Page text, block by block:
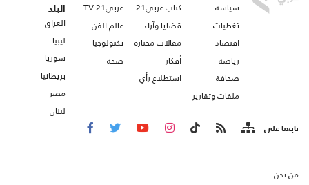
سياسة
تغطيات
اقتصاد
رياضة
صحافة
ملفات وتقارير
كتاب عربي21
قضايا وآراء
مقالات مختارة
أفكار
استطلاع رأي
عربي21 TV
عالم الفن
تكنولوجيا
صحة
البلد
العراق
ليبيا
سوريا
بريطانيا
مصر
لبنان
تابعنا على
من نحن